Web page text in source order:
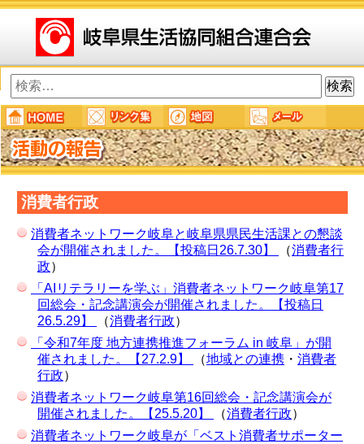
検
索:
消費者行政
消費者ネットワーク岐阜と岐阜県県民生活課との懇談
会が開催されました。【投稿日26.7.30】
（消費者行
政）
「AIリテラリーを学ぶ」消費者ネットワーク岐阜第17
回総会・記念講演会が開催されました。【投稿日
26.5.29】
（消費者行政）
「令和7年度 地方連携推進フォーラム in 岐阜」が開
催されました。【27.2.9】
（地域との連携 ・ 消費者
行政）
消費者ネットワーク岐阜第16回総会・記念講演会が
開催されました。【25.5.20】
（消費者行政）
消費者ネットワーク岐阜が「ベスト消費者サポーター